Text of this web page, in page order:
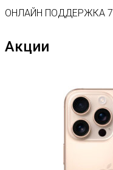
ОНЛАЙН ПОДДЕРЖКА 7
Акции